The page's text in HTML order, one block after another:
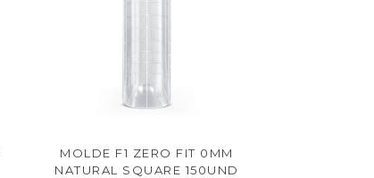
MOLDE F1 ZERO FIT 0MM
NATURAL SQUARE 150UND